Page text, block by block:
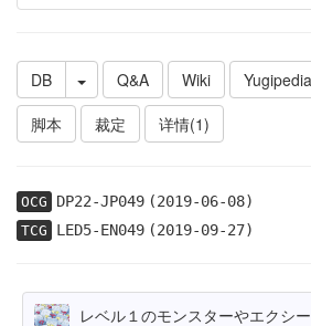
DB Q&A Wiki Yugipedia
脚本
裁定 详情(1)
OCG DP22-JP049(2019-06-08)
TCG LED5-EN049(2019-09-27)
レベル１のモンスターやエクシ